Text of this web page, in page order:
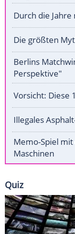
Durch die
Die größten
Berlins
Perspektive"
Vorsicht: Diese
Illegales
Memo-Spiel
Maschinen
Quiz